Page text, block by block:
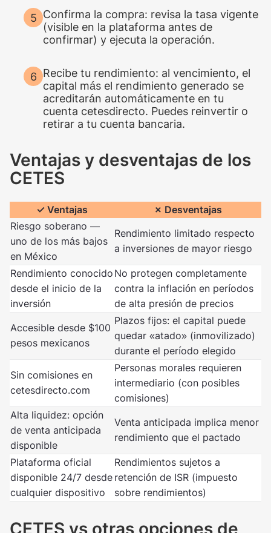
Confirma la compra: revisa la tasa vigente
(visible en la plataforma antes de
confirmar) y ejecuta la operación.
Recibe tu rendimiento: al vencimiento, el
capital más el rendimiento generado se
acreditarán automáticamente en tu
cuenta cetesdirecto. Puedes reinvertir o
retirar a tu cuenta bancaria.
Ventajas y desventajas de los
CETES
✓ Ventajas
✗ Desventajas
Riesgo soberano —
uno de los más bajos
en México
Rendimiento limitado respecto
a inversiones de mayor riesgo
Rendimiento conocido
desde el inicio de la
inversión
No protegen completamente
contra la inflación en períodos
de alta presión de precios
Accesible desde $100
pesos mexicanos
Plazos fijos: el capital puede
quedar «atado» (inmovilizado)
durante el período elegido
Sin comisiones en
cetesdirecto.com
Personas morales requieren
intermediario (con posibles
comisiones)
Alta liquidez: opción
de venta anticipada
disponible
Venta anticipada implica menor
rendimiento que el pactado
Plataforma oficial
disponible 24/7 desde
cualquier dispositivo
Rendimientos sujetos a
retención de ISR (impuesto
sobre rendimientos)
CETES vs otras opciones de